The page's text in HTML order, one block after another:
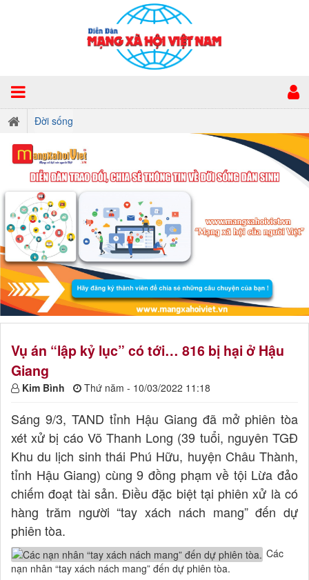
Đời sống
Vụ án “lập kỷ lục” có tới… 816 bị hại ở Hậu
Giang
Kim Bình Thứ năm - 10/03/2022 11:18
Sáng 9/3, TAND tỉnh Hậu Giang đã mở phiên tòa
xét xử bị cáo Võ Thanh Long (39 tuổi, nguyên TGĐ
Khu du lịch sinh thái Phú Hữu, huyện Châu Thành,
tỉnh Hậu Giang) cùng 9 đồng phạm về tội Lừa đảo
chiếm đoạt tài sản. Điều đặc biệt tại phiên xử là có
hàng trăm người “tay xách nách mang” đến dự
phiên tòa.
Các
nạn nhân “tay xách nách mang” đến dự phiên tòa.